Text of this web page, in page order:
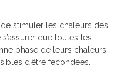
stimuler les chaleurs des
que toutes les
phase de leurs chaleurs
d’être fécondées.